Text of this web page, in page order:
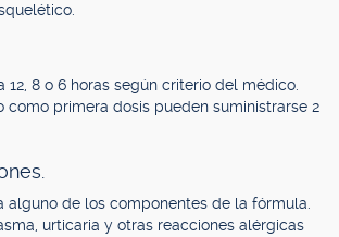
12, 8 o 6 horas según criterio del médico.
como primera dosis pueden suministrarse 2
alguno de los componentes de la fórmula.
urticaria y otras reacciones alérgicas